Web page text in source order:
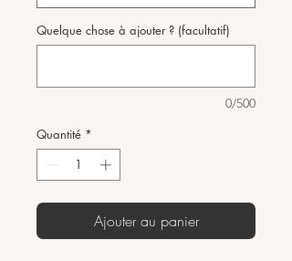
Quelque chose à ajouter ? (facultatif)
0/500
Quantité *
Ajouter au panier